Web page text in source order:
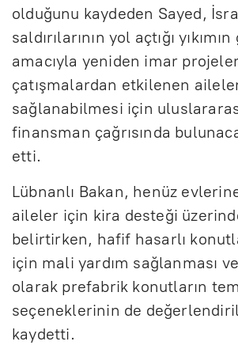
olduğunu kaydeden Sayed,
saldırılarının yol açtığı
amacıyla yeniden imar
çatışmalardan etkilenen
sağlanabilmesi için
finansman çağrısında
etti.
Lübnanlı Bakan, henüz
aileler için kira desteği
belirtirken, hafif hasarlı
için mali yardım sağlanması
olarak prefabrik konutların
seçeneklerinin de
kaydetti.